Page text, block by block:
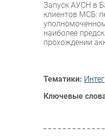
Запуск АУСН в
клиентов МСБ:
наиболее
прохождении
Тематики:
Ключевые